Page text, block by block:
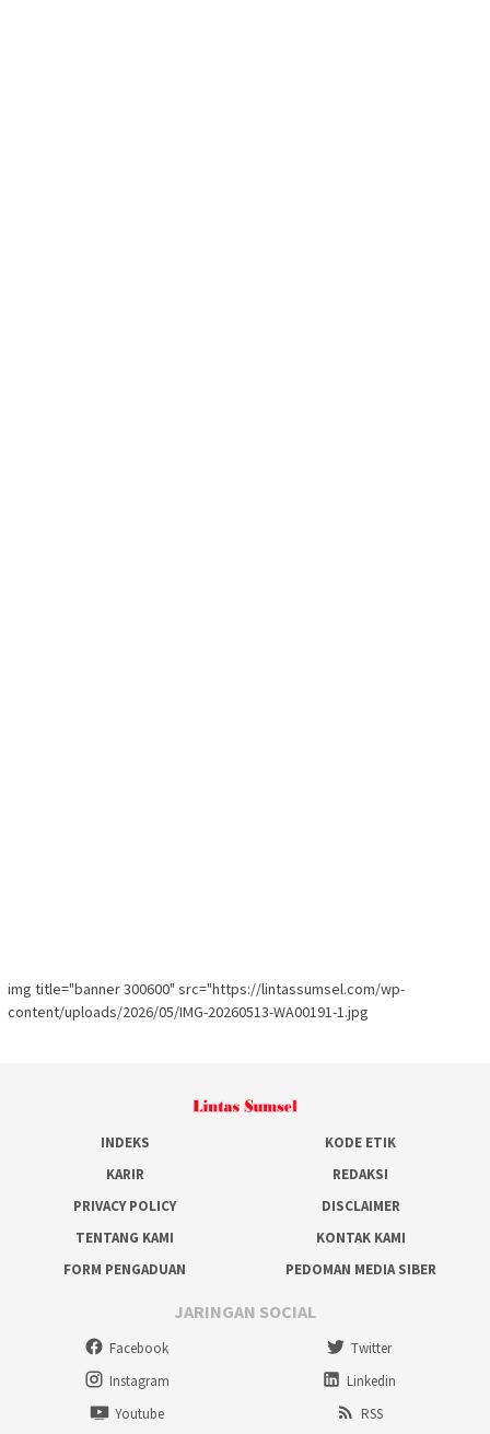
img title="banner 300600" src="https://lintassumsel.com/wp-
content/uploads/2026/05/IMG-20260513-WA00191-1.jpg
INDEKS
KODE ETIK
KARIR
REDAKSI
PRIVACY POLICY
DISCLAIMER
TENTANG KAMI
KONTAK KAMI
FORM PENGADUAN
PEDOMAN MEDIA SIBER
JARINGAN SOCIAL
Facebook
Twitter
Instagram
Linkedin
Youtube
RSS